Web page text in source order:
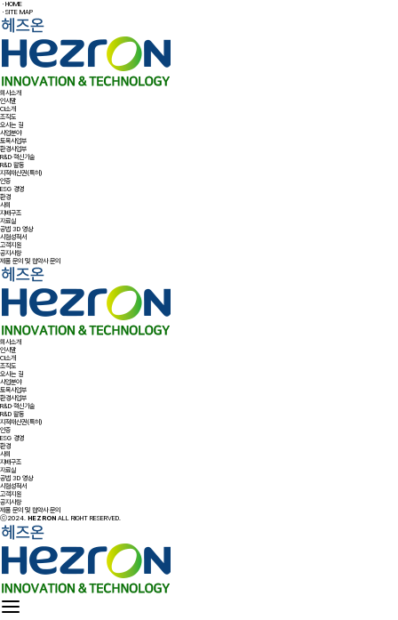
ㆍHOME
ㆍSITE MAP
회사소개
인사말
CI소개
조직도
오시는 길
사업분야
토목사업부
환경사업부
R&D·혁신기술
R&D 활동
지적재산권(특허)
인증
ESG 경영
환경
사회
지배구조
자료실
공법 3D 영상
시험성적서
고객지원
공지사항
제품 문의 및 협약사 문의
회사소개
인사말
CI소개
조직도
오시는 길
사업분야
토목사업부
환경사업부
R&D·혁신기술
R&D 활동
지적재산권(특허)
인증
ESG 경영
환경
사회
지배구조
자료실
공법 3D 영상
시험성적서
고객지원
공지사항
제품 문의 및 협약사 문의
ⓒ2024. HEZRON ALL RIGHT RESERVED.